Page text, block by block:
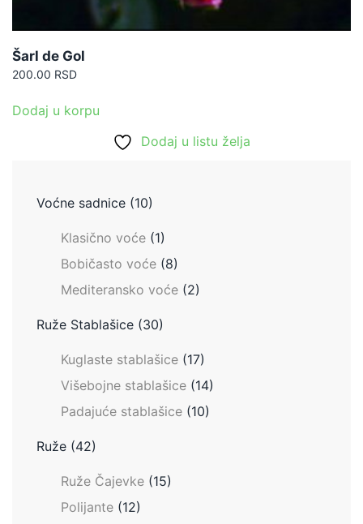
Šarl de Gol
200.00 RSD
Dodaj u korpu
Dodaj u listu želja
Voćne sadnice (10)
Klasično voće (1)
Bobičasto voće (8)
Mediteransko voće (2)
Ruže Stablašice (30)
Kuglaste stablašice (17)
Višebojne stablašice (14)
Padajuće stablašice (10)
Ruže (42)
Ruže Čajevke (15)
Polijante (12)